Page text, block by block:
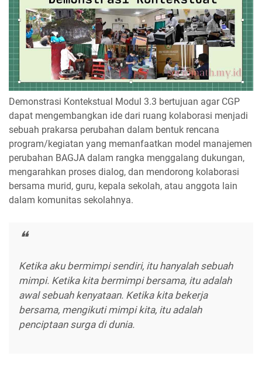
Demonstrasi Kontekstual Modul 3.3 bertujuan agar CGP
dapat mengembangkan ide dari ruang kolaborasi menjadi
sebuah prakarsa perubahan dalam bentuk rencana
program/kegiatan yang memanfaatkan model manajemen
perubahan BAGJA dalam rangka menggalang dukungan,
mengarahkan proses dialog, dan mendorong kolaborasi
bersama murid, guru, kepala sekolah, atau anggota lain
dalam komunitas sekolahnya.
Ketika aku bermimpi sendiri, itu hanyalah sebuah
mimpi. Ketika kita bermimpi bersama, itu adalah
awal sebuah kenyataan. Ketika kita bekerja
bersama, mengikuti mimpi kita, itu adalah
penciptaan surga di dunia.